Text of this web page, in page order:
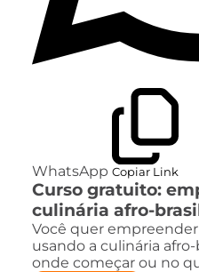
WhatsApp Copiar Link
Curso gratuito:
culinária afro-
Você quer
usando a culinária
onde começar ou no